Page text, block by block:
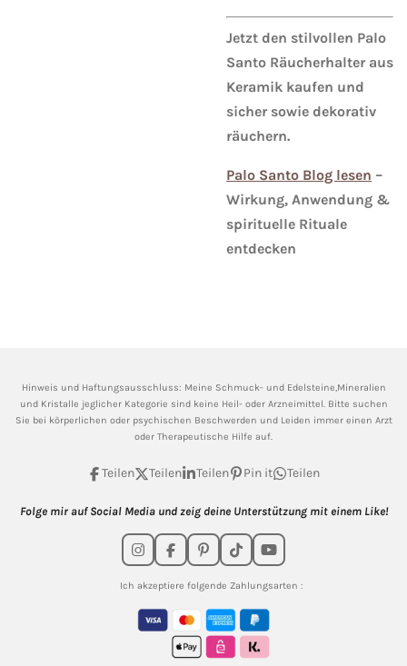
Jetzt den stilvollen Palo
Santo Räucherhalter aus
Keramik kaufen und
sicher sowie dekorativ
räuchern.
Palo Santo Blog lesen –
Wirkung, Anwendung &
spirituelle Rituale
entdecken
Hinweis und Haftungsausschluss: Meine Schmuck- und Edelsteine,Mineralien
und Kristalle jeglicher Kategorie sind keine Heil- oder Arzneimittel. Bitte suchen
Sie bei körperlichen oder psychischen Beschwerden und Leiden immer einen Arzt
oder Therapeutische Hilfe auf.
Teilen Teilen Teilen Pin it Teilen
Folge mir auf Social Media und zeig deine Unterstützung mit einem Like!
I
n
s
a
g
F
a
c
o
o
k
P
i
n
e
r
e
s
T
i
k
o
k
Y
o
u
u
b
e
Ich akzeptiere folgende Zahlungsarten :